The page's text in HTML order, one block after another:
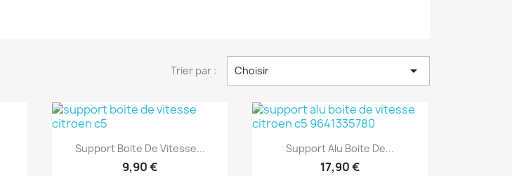
Trier par : Choisir 
Aperçu rapide
Support Boite De Vitesse...
9,90 €
Aperçu rapide
Support Alu Boite De...
17,90 €